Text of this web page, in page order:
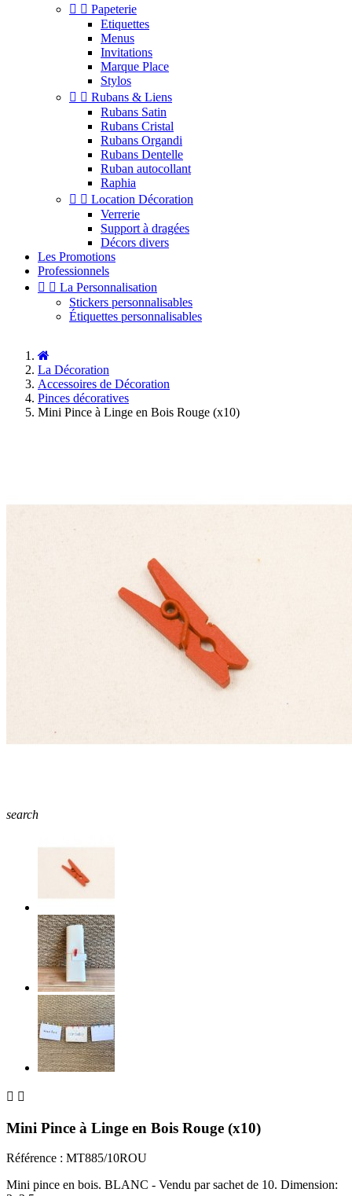
  Papeterie
Etiquettes
Menus
Invitations
Marque Place
Stylos
  Rubans & Liens
Rubans Satin
Rubans Cristal
Rubans Organdi
Rubans Dentelle
Ruban autocollant
Raphia
  Location Décoration
Verrerie
Support à dragées
Décors divers
Les Promotions
Professionnels
  La Personnalisation
Stickers personnalisables
Étiquettes personnalisables
La Décoration
Accessoires de Décoration
Pinces décoratives
Mini Pince à Linge en Bois Rouge (x10)
search
 
Mini Pince à Linge en Bois Rouge (x10)
Référence : MT885/10ROU
Mini pince en bois. BLANC - Vendu par sachet de 10. Dimension: